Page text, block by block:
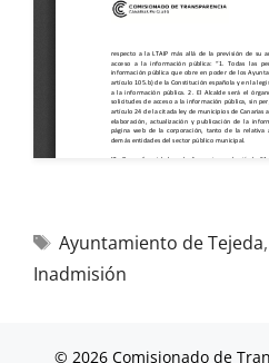
Ayuntamiento de Tejeda,
Inadmisión
© 2026 Comisionado de